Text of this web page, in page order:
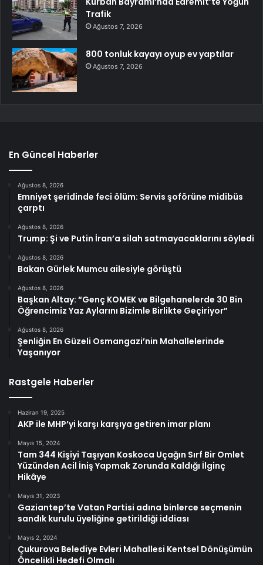
Trafik
Ağustos 7, 2026
800 tonluk kayayı oyup ev yaptılar
Ağustos 7, 2026
En Güncel Haberler
Ağustos 8, 2026
Emniyet şeridinde feci ölüm: Servis şoförüne midibüs
çarptı
Ağustos 8, 2026
Trump: Şi ve Putin İran’a silah satmayacaklarını söyledi
Ağustos 8, 2026
Bakan Gürlek Mumcu ailesiyle görüştü
Ağustos 8, 2026
Başkan Altay: “Genç KOMEK ve Bilgehanelerde 30 Bin
Öğrencimiz Yaz Aylarını Bizimle Birlikte Geçiriyor”
Ağustos 8, 2026
Şenliğin En Güzeli Osmangazi’nin Mahallelerinde
Yaşanıyor
Rastgele Haberler
Haziran 19, 2025
AKP ile MHP’yi karşı karşıya getiren imar planı
Mayıs 15, 2024
Tam 344 Kişiyi Taşıyan Koskoca Uçağın Sırf Bir Omlet
Yüzünden Acil İniş Yapmak Zorunda Kaldığı İlginç
Hikâye
Mayıs 31, 2023
Gaziantep’te Vatan Partisi adına binlerce seçmenin
sandık kurulu üyeliğine getirildiği iddiası
Mayıs 2, 2024
Çukurova Belediye Evleri Mahallesi Kentsel Dönüşümün
Öncelikli Hedefi Olmalı